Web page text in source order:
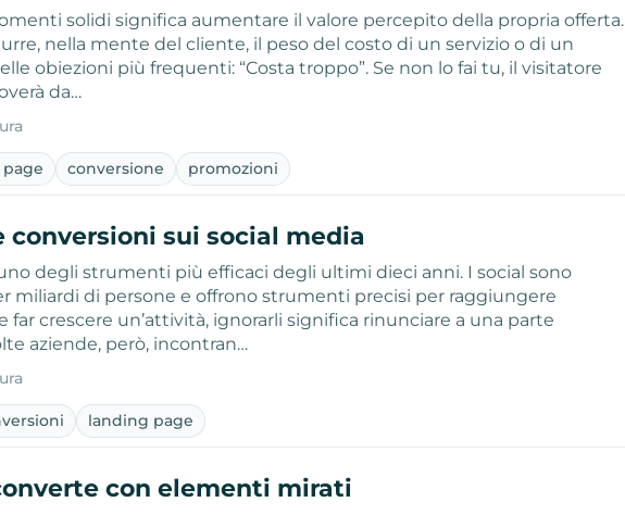
solidi significa aumentare il valore percepito della propria offerta.
nella mente del cliente, il peso del costo di un servizio o di un
obiezioni più frequenti: “Costa troppo”. Se non lo fai tu, il visitatore
da…
conversione promozioni
conversioni sui social media
degli strumenti più efficaci degli ultimi dieci anni. I social sono
miliardi di persone e offrono strumenti precisi per raggiungere
far crescere un’attività, ignorarli significa rinunciare a una parte
aziende, però, incontran…
landing page
con elementi mirati